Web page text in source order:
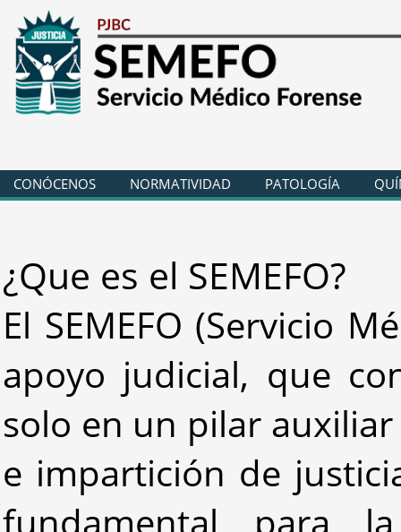
CONÓCENOS NORMATIVIDAD PATOLOGÍA
¿Que es el SEMEFO?
El SEMEFO (Servicio
apoyo judicial, que
solo en un pilar
e impartición de
fundamental para